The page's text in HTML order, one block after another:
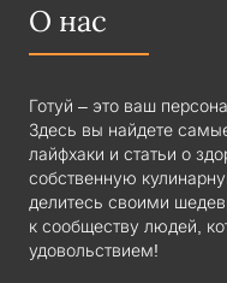
О нас
Готуй – это ваш
Здесь вы найдете
лайфхаки и статьи о
собственную
делитесь своими
к сообществу людей,
удовольствием!